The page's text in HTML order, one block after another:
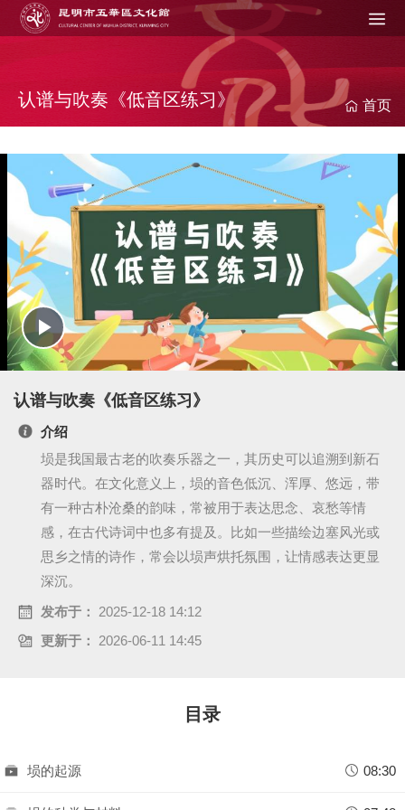
Jump to navigation
这
首页
认谱与吹奏《低音区练习》
P
l
a
y
V
i
d
e
认谱与吹奏《低音区练习》
介绍
埙是我国最古老的吹奏乐器之一，其历史可以追溯到新石
器时代。在文化意义上，埙的音色低沉、浑厚、悠远，带
有一种古朴沧桑的韵味，常被用于表达思念、哀愁等情
感，在古代诗词中也多有提及。比如一些描绘边塞风光或
思乡之情的诗作，常会以埙声烘托氛围，让情感表达更显
深沉。
发布于：
2025-12-18 14:12
更新于：
2026-06-11 14:45
目录
埙的起源 08:30